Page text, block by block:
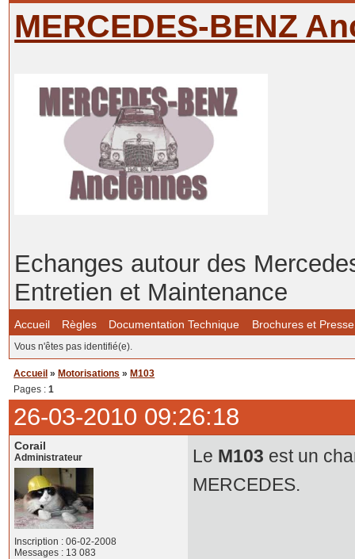
MERCEDES-BENZ
Echanges autour des
Entretien et Maintenance
Accueil Règles Documentation Technique Brochures et Presse
Vous n'êtes pas identifié(e).
Accueil » Motorisations » M103
Pages :1
26-03-2010 09:26:18
Corail
Administrateur
Inscription : 06-02-2008
Messages : 13 083
Le M103 est un
MERCEDES.